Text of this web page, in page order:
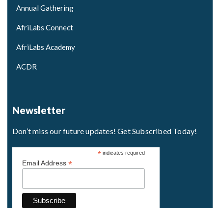
Annual Gathering
AfriLabs Connect
AfriLabs Academy
ACDR
Newsletter
Don’t miss our future updates! Get Subscribed Today!
*indicates required
Email Address *